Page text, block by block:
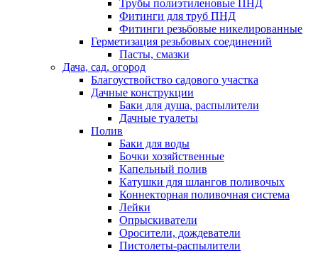
Трубы полиэтиленовые ПНД
Фитинги для труб ПНД
Фитинги резьбовые никелированные
Герметизация резьбовых соединений
Пасты, смазки
Дача, сад, огород
Благоуствойство садового участка
Дачные конструкции
Баки для душа, распылители
Дачные туалеты
Полив
Баки для воды
Бочки хозяйственные
Капельный полив
Катушки для шлангов поливочых
Коннекторная поливочная система
Лейки
Опрыскиватели
Оросители, дождеватели
Пистолеты-распылители